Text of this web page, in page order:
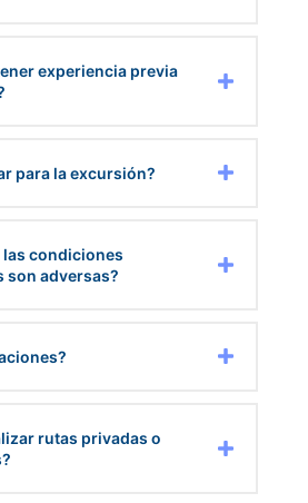
experiencia previa
para la excursión?
las condiciones
son adversas?
rutas privadas o